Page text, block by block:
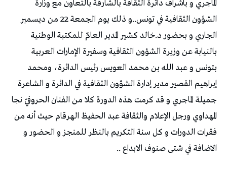
الماجري و باشراف دائرة الثقافة بالشارقة بالتعاون مع وزارة
الشؤون الثقافية في تونس..و ذلك يوم الجمعة 22 من ديسمبر
الجاري و بحضور د.خالد كشير المدير العامّ للمكتبة الوطنية
بالنيابة عن وزيرة الشؤون الثقافية وسفيرة الإمارات العربية
بتونس و عبد الله بن محمد العويس رئيس الدائرة، ومحمد
إبراهيم القصير مدير إدارة الشؤون الثقافية في الدائرة و الشاعرة
جميلة الماجري و قد كرمت هذه الدورة كلا من الفنان الحروفيّ نجا
المهداوي ورجل الإعلام والثقافة عبد الحفيظ الهرقام حيث أنه من
فقرات الدورات و كل سنة التكريم بالنظر للمنجز و الحضور و
الاضافة في شتى صنوف الابداع ..